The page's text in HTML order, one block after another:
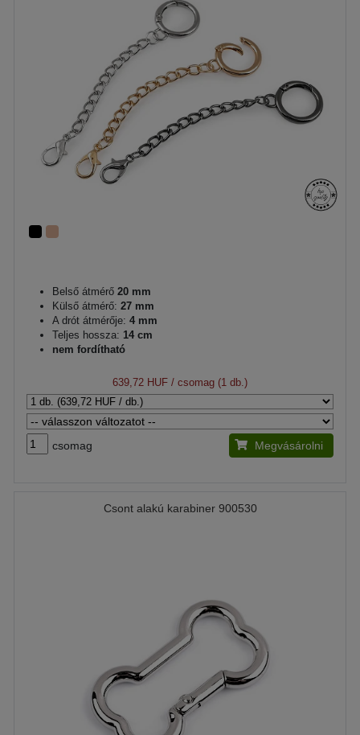
Belső átmérő 20 mm
Külső átmérő: 27 mm
A drót átmérője: 4 mm
Teljes hossza: 14 cm
nem fordítható
639,72 HUF / csomag (1 db.)
csomag Megvásárolni
Csont alakú karabiner 900530